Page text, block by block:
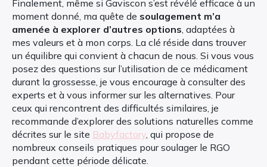
Finalement, même si Gaviscon s’est révélé efficace à un
moment donné, ma quête de soulagement m’a
amenée à explorer d’autres options , adaptées à
mes valeurs et à mon corps. La clé réside dans trouver
un équilibre qui convient à chacun de nous. Si vous vous
posez des questions sur l’utilisation de ce médicament
durant la grossesse, je vous encourage à consulter des
experts et à vous informer sur les alternatives. Pour
ceux qui rencontrent des difficultés similaires, je
recommande d’explorer des solutions naturelles comme
décrites sur le site Babyfactory , qui propose de
nombreux conseils pratiques pour soulager le RGO
pendant cette période délicate.